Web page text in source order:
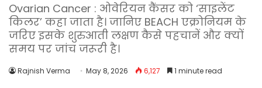
Ovarian Cancer : ओवेरियन कैंसर को ‘साइलेंट
किलर’ कहा जाता है। जानिए BEACH एक्रोनियम के
जरिए इसके शुरुआती लक्षण कैसे पहचानें और क्यों
समय पर जांच जरूरी है।
Rajnish Verma May 8, 2026 6,127 1 minute read